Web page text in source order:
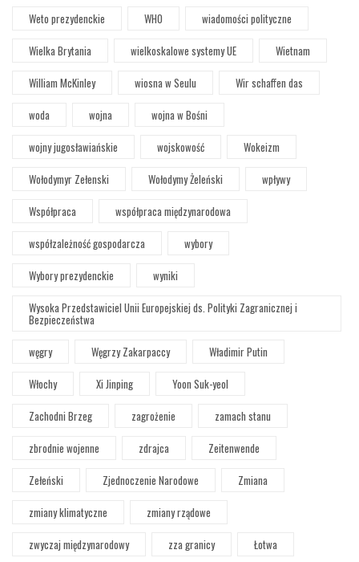
Weto prezydenckie
WHO
wiadomości polityczne
Wielka Brytania
wielkoskalowe systemy UE
Wietnam
William McKinley
wiosna w Seulu
Wir schaffen das
woda
wojna
wojna w Bośni
wojny jugosławiańskie
wojskowość
Wokeizm
Wołodymyr Zełenski
Wołodymy Żeleński
wpływy
Współpraca
współpraca międzynarodowa
współzależność gospodarcza
wybory
Wybory prezydenckie
wyniki
Wysoka Przedstawiciel Unii Europejskiej ds. Polityki Zagranicznej i
Bezpieczeństwa
węgry
Węgrzy Zakarpaccy
Władimir Putin
Włochy
Xi Jinping
Yoon Suk-yeol
Zachodni Brzeg
zagrożenie
zamach stanu
zbrodnie wojenne
zdrajca
Zeitenwende
Zełeński
Zjednoczenie Narodowe
Zmiana
zmiany klimatyczne
zmiany rządowe
zwyczaj międzynarodowy
zza granicy
Łotwa